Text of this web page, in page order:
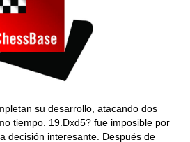
su desarrollo, atacando dos
tiempo. 19.Dxd5? fue imposible por
decisión interesante. Después de